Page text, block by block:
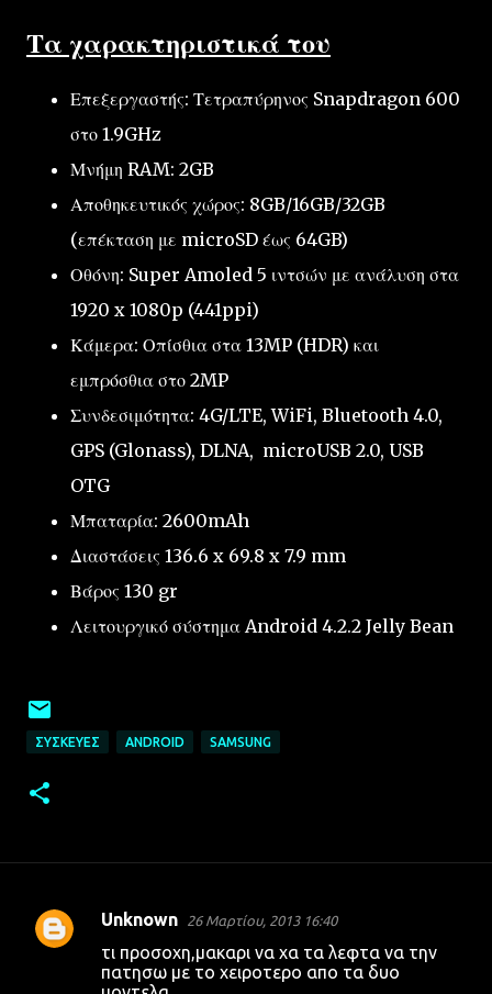
Τα χαρακτηριστικά του
Επεξεργαστής: Τετραπύρηνος Snapdragon 600
στο 1.9GHz
Μνήμη RAM: 2GB
Αποθηκευτικός χώρος: 8GB/16GB/32GB
(επέκταση με microSD έως 64GB)
Οθόνη: Super Amoled 5 ιντσών με ανάλυση στα
1920 x 1080p (441ppi)
Κάμερα: Οπίσθια στα 13MP (HDR) και
εμπρόσθια στο 2MP
Συνδεσιμότητα: 4G/LTE, WiFi, Bluetooth 4.0,
GPS (Glonass), DLNA, microUSB 2.0, USB
OTG
Μπαταρία: 2600mAh
Διαστάσεις 136.6 x 69.8 x 7.9 mm
Βάρος 130 gr
Λειτουργικό σύστημα Android 4.2.2 Jelly Bean
ΣΥΣΚΕΥΈΣ ANDROID SAMSUNG
Σ
Unknown 26 Μαρτίου, 2013 16:40
τι προσοχη,μακαρι να χα τα λεφτα να την
πατησω με το χειροτερο απο τα δυο